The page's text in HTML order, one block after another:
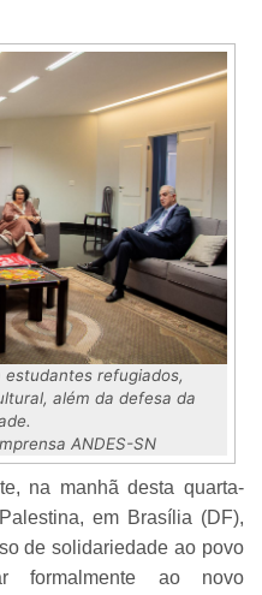
refugiados,
além da defesa da
ANDES-SN
na manhã desta quarta-
em Brasília (DF),
de solidariedade ao povo
formalmente ao novo